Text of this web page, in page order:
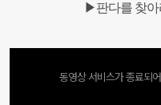
▶판다를 찾
동영상 서비스가 종료되